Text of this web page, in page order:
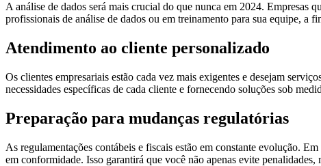
A análise de dados será mais crucial do que nunca em 2024. Empresas
profissionais de análise de dados ou em treinamento para sua equipe, a
Atendimento ao cliente personalizado
Os clientes empresariais estão cada vez mais exigentes e desejam
necessidades específicas de cada cliente e fornecendo soluções sob
Preparação para mudanças regulatórias
As regulamentações contábeis e fiscais estão em constante evolução.
em conformidade. Isso garantirá que você não apenas evite